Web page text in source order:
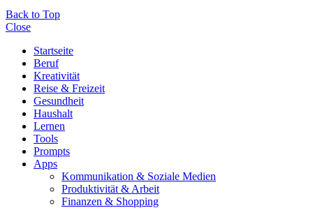
Back to Top
Close
Startseite
Beruf
Kreativität
Reise & Freizeit
Gesundheit
Haushalt
Lernen
Tools
Prompts
Apps
Kommunikation & Soziale Medien
Produktivität & Arbeit
Finanzen & Shopping